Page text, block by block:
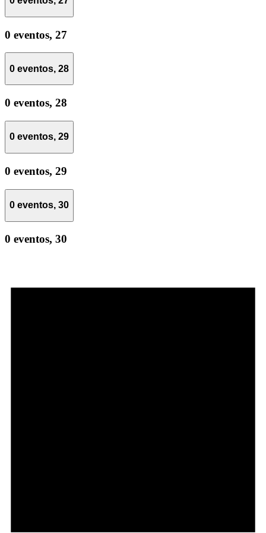
0 eventos, 27
0 eventos, 28
0 eventos, 28
0 eventos, 29
0 eventos, 29
0 eventos, 30
0 eventos, 30